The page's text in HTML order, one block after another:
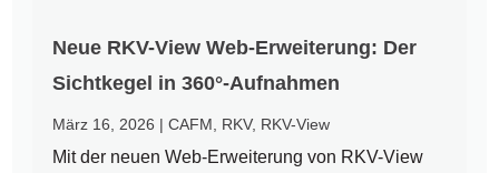
Neue RKV-View Web-Erweiterung: Der
Sichtkegel in 360°-Aufnahmen
März 16, 2026 |CAFM RKV, RKV-View
Mit der neuen Web-Erweiterung von RKV-View